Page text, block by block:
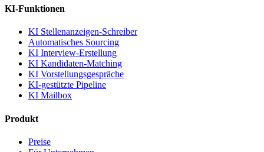
KI-Funktionen
KI Stellenanzeigen-Schreiber
Automatisches Sourcing
KI Interview-Erstellung
KI Kandidaten-Matching
KI Vorstellungsgespräche
KI-gestützte Pipeline
KI Mailbox
Produkt
Preise